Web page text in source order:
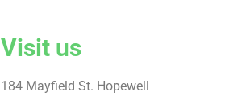
Visit us
184 Mayfield St. Hopewell